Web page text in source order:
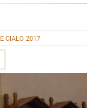
CIAŁO 2017